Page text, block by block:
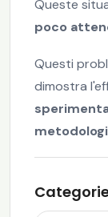
Queste
poco
Questi
dimostra